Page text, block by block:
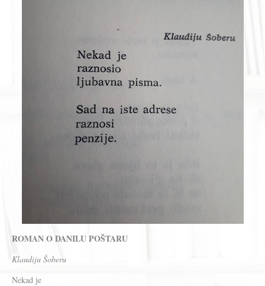
ROMAN O DANILU POŠTARU
Klaudiju Šoberu
Nekad je